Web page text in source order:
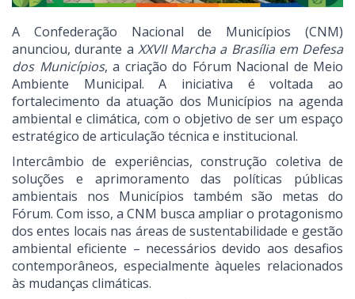
A Confederação Nacional de Municípios (CNM)
anunciou, durante a XXVII Marcha a Brasília em Defesa
dos Municípios, a criação do Fórum Nacional de Meio
Ambiente Municipal. A iniciativa é voltada ao
fortalecimento da atuação dos Municípios na agenda
ambiental e climática, com o objetivo de ser um espaço
estratégico de articulação técnica e institucional.
Intercâmbio de experiências, construção coletiva de
soluções e aprimoramento das políticas públicas
ambientais nos Municípios também são metas do
Fórum. Com isso, a CNM busca ampliar o protagonismo
dos entes locais nas áreas de sustentabilidade e gestão
ambiental eficiente – necessários devido aos desafios
contemporâneos, especialmente àqueles relacionados
às mudanças climáticas.